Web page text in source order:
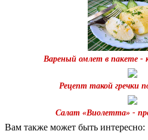
Вареный омлет в пакете -
Рецепт такой гречки
Салат «Виолетта» -
Вам также может быть интересно: